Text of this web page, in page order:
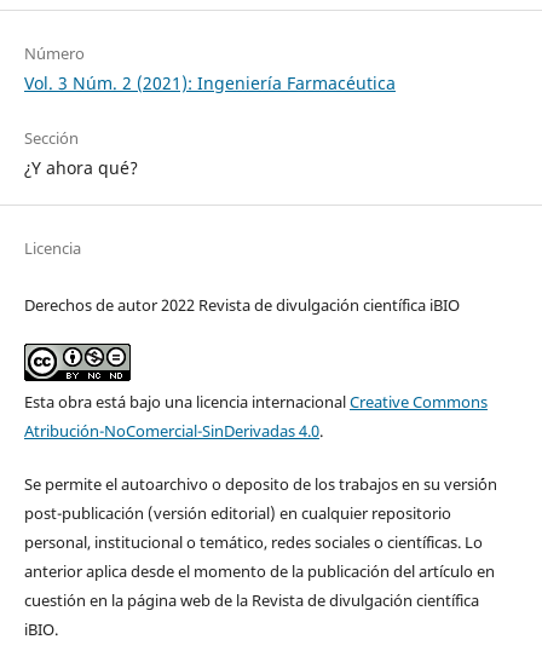
Número
Vol. 3 Núm. 2 (2021): Ingeniería Farmacéutica
Sección
¿Y ahora qué?
Licencia
Derechos de autor 2022 Revista de divulgación científica iBIO
Esta obra está bajo una licencia internacionalCreative Commons
Atribución-NoComercial-SinDerivadas 4.0.
Se permite el autoarchivo o deposito de los trabajos en su versi´ón
post-publicación (versión editorial) en cualquier repositorio
personal, institucional o temático, redes sociales o científicas. Lo
anterior aplica desde el momento de la publicación del artículo en
cuestión en la página web de la Revista de divulgación científica
iBIO.